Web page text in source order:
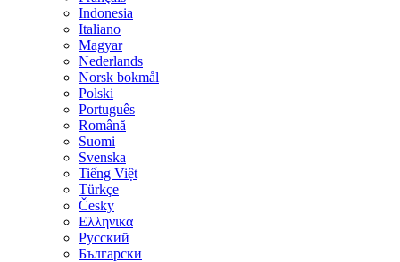
Indonesia
Italiano
Magyar
Nederlands
Norsk bokmål
Polski
Português
Română
Suomi
Svenska
Tiếng Việt
Türkçe
Česky
Ελληνικα
Русский
Български